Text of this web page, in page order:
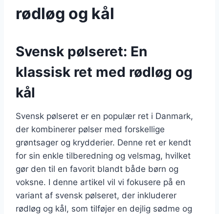
rødløg og kål
Svensk pølseret: En
klassisk ret med rødløg og
kål
Svensk pølseret er en populær ret i Danmark,
der kombinerer pølser med forskellige
grøntsager og krydderier. Denne ret er kendt
for sin enkle tilberedning og velsmag, hvilket
gør den til en favorit blandt både børn og
voksne. I denne artikel vil vi fokusere på en
variant af svensk pølseret, der inkluderer
rødløg og kål, som tilføjer en dejlig sødme og